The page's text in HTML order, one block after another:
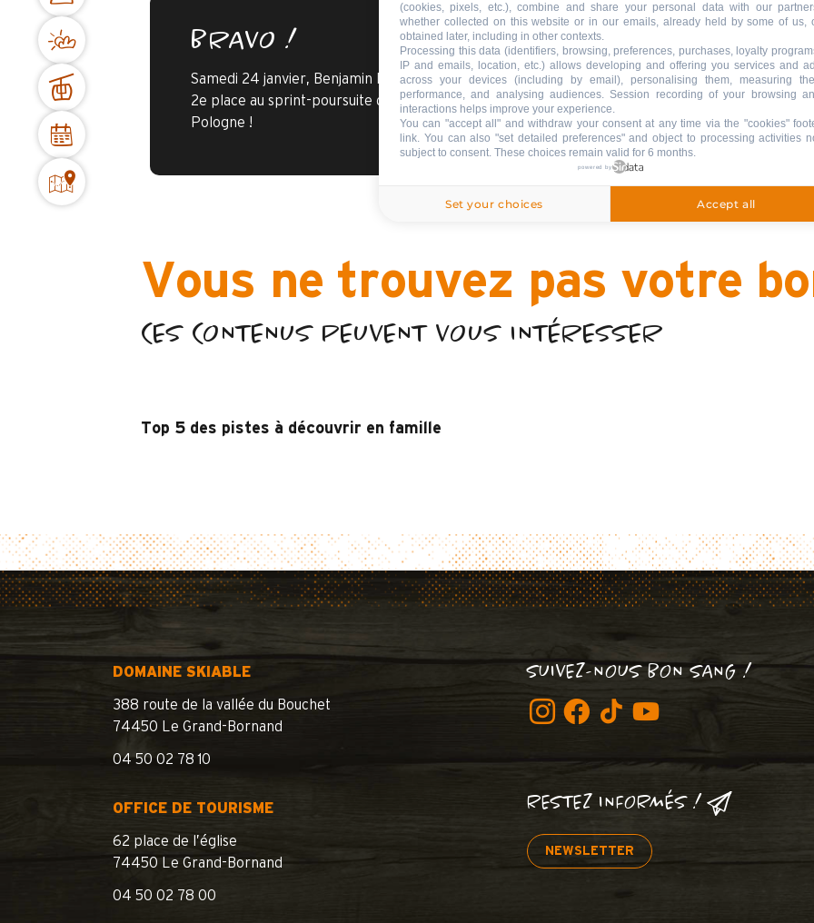
BRAVO !
Samedi 24 janvier, Benjamin Daviet remporte la
2e place au sprint-poursuite de Jakuszyce en
Pologne !
Vous ne trouvez pas votre
CES CONTENUS PEUVENT VOUS INTÉRESSER
Top 5 des pistes à découvrir en famille
DOMAINE SKIABLE
388 route de la vallée du Bouchet
74450 Le Grand-Bornand
04 50 02 78 10
OFFICE DE TOURISME
62 place de l’église
74450 Le Grand-Bornand
04 50 02 78 00
SUIVEZ-NOUS BON SANG !
RESTEZ INFORMÉS !
NEWSLETTER
(cookies, pixels, etc.), combine and share your personal data with our
whether collected on this website or in our emails, already held by some of us,
obtained later, including in other contexts.
Processing this data (identifiers, browsing, preferences, purchases, loyalty
IP and emails, location, etc.) allows developing and offering you services and
across your devices (including by email), personalising them, measuring
performance, and analysing audiences. Session recording of your browsing
interactions helps improve your experience.
You can "accept all" and withdraw your consent at any time via the "cookies"
link. You can also "set detailed preferences" and object to processing activities
subject to consent. These choices remain valid for 6 months.
powered by
Set your choices Accept all